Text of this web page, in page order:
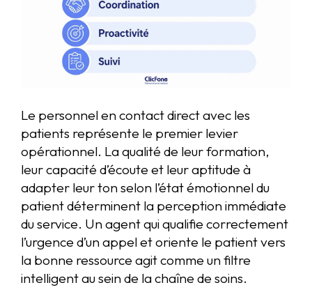
Le personnel en contact direct avec les
patients représente le premier levier
opérationnel. La qualité de leur formation,
leur capacité d’écoute et leur aptitude à
adapter leur ton selon l’état émotionnel du
patient déterminent la perception immédiate
du service. Un agent qui qualifie correctement
l’urgence d’un appel et oriente le patient vers
la bonne ressource agit comme un filtre
intelligent au sein de la chaîne de soins.